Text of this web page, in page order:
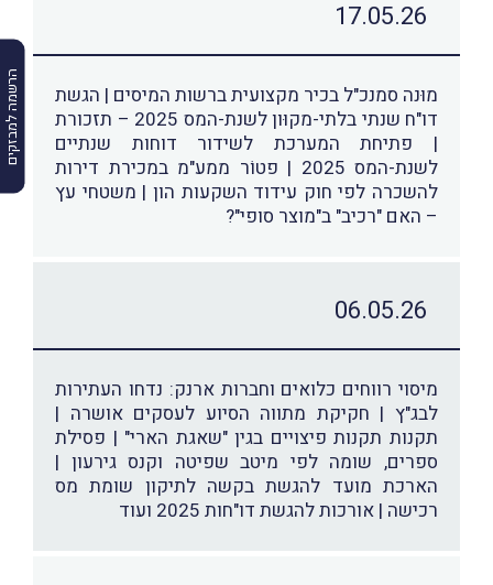
הרשמה למבזקים
17.05.26
מוּנה סמנכ"ל בכיר מקצועית ברשות המיסים | הגשת
דו"ח שנתי בלתי-מקוּון לשנת-המס 2025 – תזכורת
| פתיחת המערכת לשידור דוחות שנתיים
לשנת-המס 2025 | פטוֹר ממע"מ במכירת דירות
להשכרה לפי חוק עידוד השקעות הון | משטחי עץ
– האם "רכיב" ב"מוצר סופי"?
06.05.26
מיסוי רווחים כלואים וחברות ארנק: נדחו העתירות
לבג"ץ | חקיקת מתווה הסיוע לעסקים אושרה |
תקנות תקנות פיצויים בגין "שאגת הארי" | פסילת
ספרים, שומה לפי מיטב שפיטה וקנס גירעון |
הארכת מועד להגשת בקשה לתיקון שומת מס
רכישה | אורכות להגשת דו"חות 2025 ועוד